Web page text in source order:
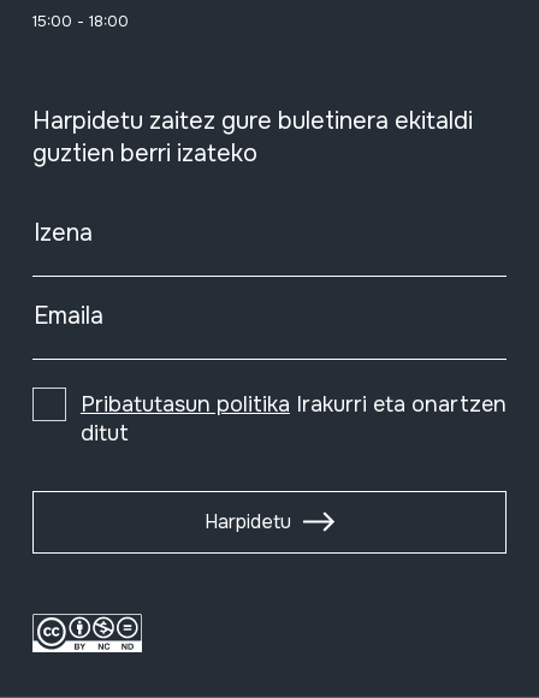
15:00 - 18:00
Harpidetu zaitez gure buletinera ekitaldi
guztien berri izateko
Izena
Emaila
Pribatutasun politika Irakurri eta onartzen
ditut
Harpidetu